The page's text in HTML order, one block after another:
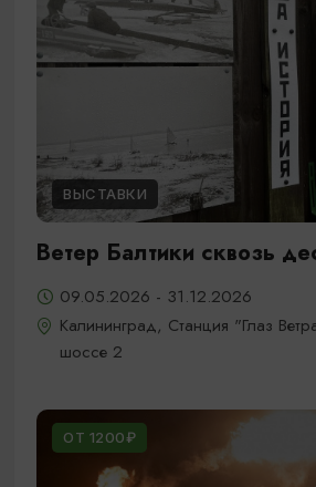
ВЫСТАВКИ
Ветер Балтики сквозь
09.05.2026 - 31.12.2026
Калининград, Станция "Глаз
шоссе 2
ОТ 1200₽